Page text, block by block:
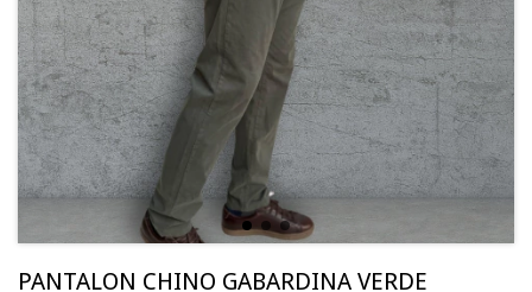
PANTALON CHINO GABARDINA VERDE